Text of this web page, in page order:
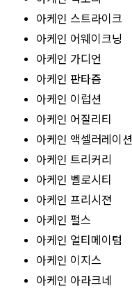
아케인 스트라이크
아케인 어웨이크닝
아케인 가디언
아케인 판타즘
아케인 이럽션
아케인 어질리티
아케인 액셀러레이션
아케인 트리커리
아케인 벨로시티
아케인 프리시젼
아케인 펄스
아케인 얼티메이텀
아케인 이지스
아케인 아라크네